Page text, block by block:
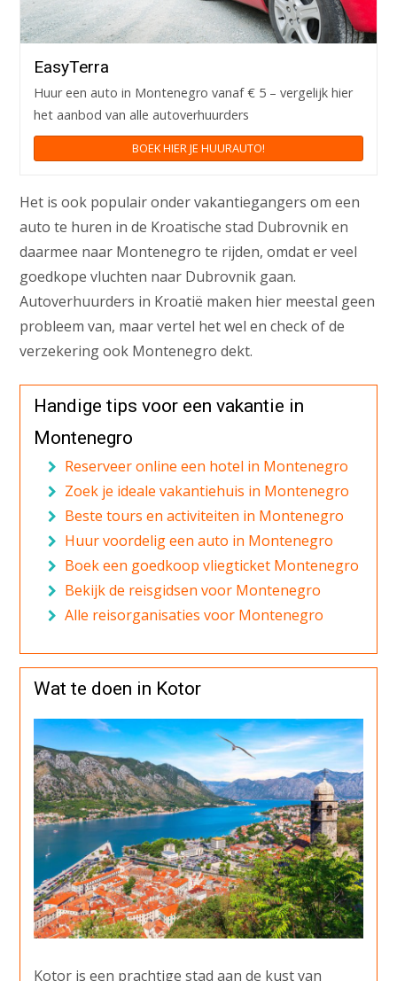
EasyTerra
Huur een auto in Montenegro vanaf € 5 – vergelijk hier
het aanbod van alle autoverhuurders
BOEK HIER JE HUURAUTO!
Het is ook populair onder vakantiegangers om een
auto te huren in de Kroatische stad Dubrovnik en
daarmee naar Montenegro te rijden, omdat er veel
goedkope vluchten naar Dubrovnik gaan.
Autoverhuurders in Kroatië maken hier meestal geen
probleem van, maar vertel het wel en check of de
verzekering ook Montenegro dekt.
Handige tips voor een vakantie in
Montenegro
Reserveer online een hotel in Montenegro
Zoek je ideale vakantiehuis in Montenegro
Beste tours en activiteiten in Montenegro
Huur voordelig een auto in Montenegro
Boek een goedkoop vliegticket Montenegro
Bekijk de reisgidsen voor Montenegro
Alle reisorganisaties voor Montenegro
Wat te doen in Kotor
Kotor is een prachtige stad aan de kust van